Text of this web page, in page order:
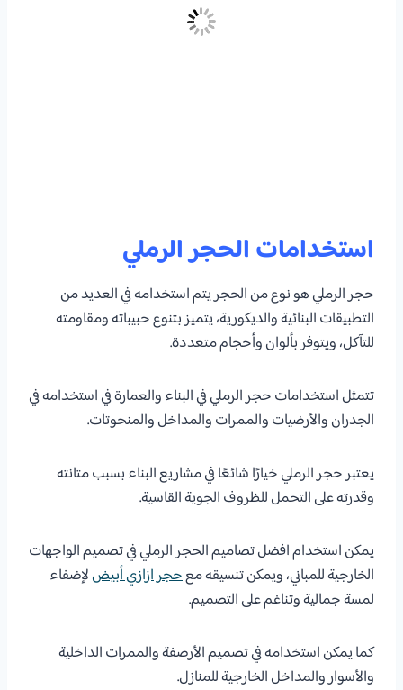
استخدامات الحجر الرملي
حجر الرملي هو نوع من الحجر يتم استخدامه في العديد من
التطبيقات البنائية والديكورية، يتميز بتنوع حبيباته ومقاومته
للتآكل، ويتوفر بألوان وأحجام متعددة.
تتمثل استخدامات حجر الرملي في البناء والعمارة في استخدامه في
الجدران والأرضيات والممرات والمداخل والمنحوتات.
يعتبر حجر الرملي خيارًا شائعًا في مشاريع البناء بسبب متانته
وقدرته على التحمل للظروف الجوية القاسية.
يمكن استخدام افضل تصاميم الحجر الرملي في تصميم الواجهات
الخارجية للمباني، ويمكن تنسيقه معحجر ازازي أبيضلإضفاء
لمسة جمالية وتناغم على التصميم.
كما يمكن استخدامه في تصميم الأرصفة والممرات الداخلية
والأسوار والمداخل الخارجية للمنازل.